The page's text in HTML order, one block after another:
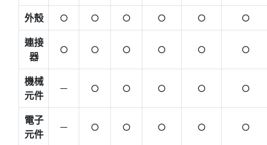
外殼 ○ ○ ○ ○ ○ ○
連接
器
○ ○ ○ ○ ○ ○
機械
元件
－ ○ ○ ○ ○ ○
電子
元件
－ ○ ○ ○ ○ ○